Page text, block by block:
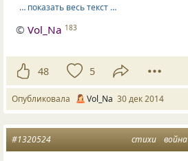
… показать весь текст …
©Vol_Na 183
48 5
Опубликовала Vol_Na 30 дек 2014
стихи война
#1320524